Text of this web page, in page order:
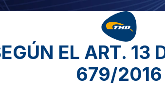
EL ART. 13
679/2016